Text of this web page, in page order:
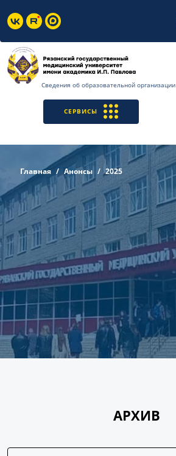
Сведения об образовательной организации
СЕРВИСЫ
Главная Анонсы 2025
АРХИВ